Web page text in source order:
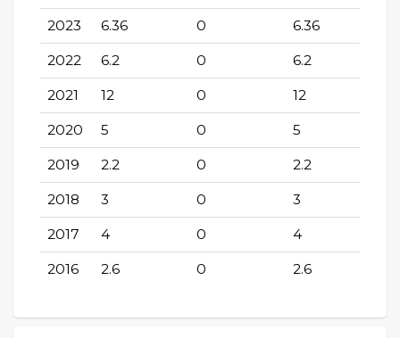
2023 6.36 0 6.36
2022 6.2 0 6.2
2021 12 0 12
2020 5 0 5
2019 2.2 0 2.2
2018 3 0 3
2017 4 0 4
2016 2.6 0 2.6